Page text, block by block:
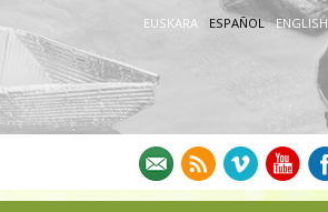
EUSKARA · ESPAÑOL· ENGLISH